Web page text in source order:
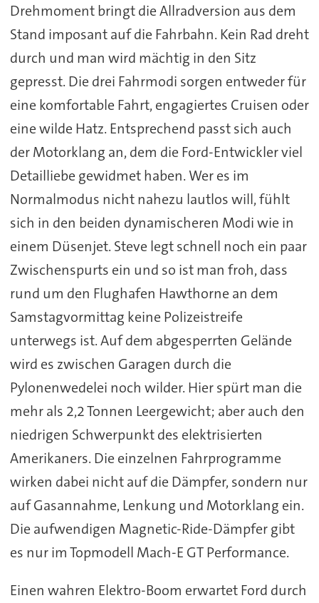
Drehmoment bringt die Allradversion aus dem
Stand imposant auf die Fahrbahn. Kein Rad dreht
durch und man wird mächtig in den Sitz
gepresst. Die drei Fahrmodi sorgen entweder für
eine komfortable Fahrt, engagiertes Cruisen oder
eine wilde Hatz. Entsprechend passt sich auch
der Motorklang an, dem die Ford-Entwickler viel
Detailliebe gewidmet haben. Wer es im
Normalmodus nicht nahezu lautlos will, fühlt
sich in den beiden dynamischeren Modi wie in
einem Düsenjet. Steve legt schnell noch ein paar
Zwischenspurts ein und so ist man froh, dass
rund um den Flughafen Hawthorne an dem
Samstagvormittag keine Polizeistreife
unterwegs ist. Auf dem abgesperrten Gelände
wird es zwischen Garagen durch die
Pylonenwedelei noch wilder. Hier spürt man die
mehr als 2,2 Tonnen Leergewicht; aber auch den
niedrigen Schwerpunkt des elektrisierten
Amerikaners. Die einzelnen Fahrprogramme
wirken dabei nicht auf die Dämpfer, sondern nur
auf Gasannahme, Lenkung und Motorklang ein.
Die aufwendigen Magnetic-Ride-Dämpfer gibt
es nur im Topmodell Mach-E GT Performance.
Einen wahren Elektro-Boom erwartet Ford durch